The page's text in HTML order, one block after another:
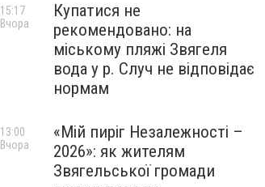
Купатися не
рекомендовано: на
міському пляжі Звягеля
вода у р. Случ не відповідає
нормам
15:17
Вчора
«Мій пиріг Незалежності –
2026»: як жителям
Звягельської громади
13:00
Вчора